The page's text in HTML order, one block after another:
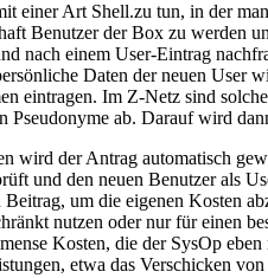
einer Art Shell.zu tun, in der
Benutzer der Box zu werden
einem User-Eintrag
Daten der neuen
eintragen. Im Z-Netz sind
ab. Darauf wird
wird der Antrag automatisch
und den neuen Benutzer als
um die eigenen Kosten
nutzen oder nur für einen
Kosten, die der SysOp
etwa das Verschicken